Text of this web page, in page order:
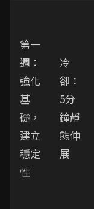
第一
週：
強化
基
礎，
建立
穩定
性
冷
卻：
5分
鐘靜
態伸
展